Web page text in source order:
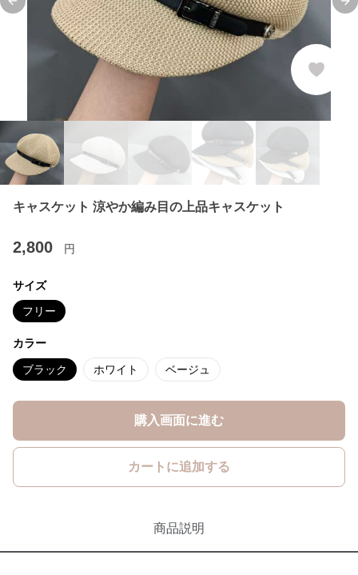
Previous slide
キャスケット 涼やか編み目の上品キャスケット
2,800 円
サイズ
フリー
カラー
ブラック ホワイト ベージュ
購入画面に進む
カートに追加する
商品説明